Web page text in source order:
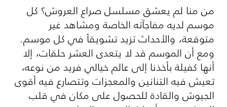
من منا لم يعشق مسلسل صراع العروش؟ كل
موسم لديه مفاجآته الخاصة ومشاهد غير
متوقعة، والأحداث تزيد تشويقاً في كل موسم.
ومع أن الموسم قد لا يتعدى العشر حلقات، إلا
أنها كفيلة بأخذنا إلى عالم خيالي فريد من نوعه،
تعيش فيه التنانين والمعجزات وتتصارع فيه أقوى
الجيوش والقادة للحصول على مكان في قلب